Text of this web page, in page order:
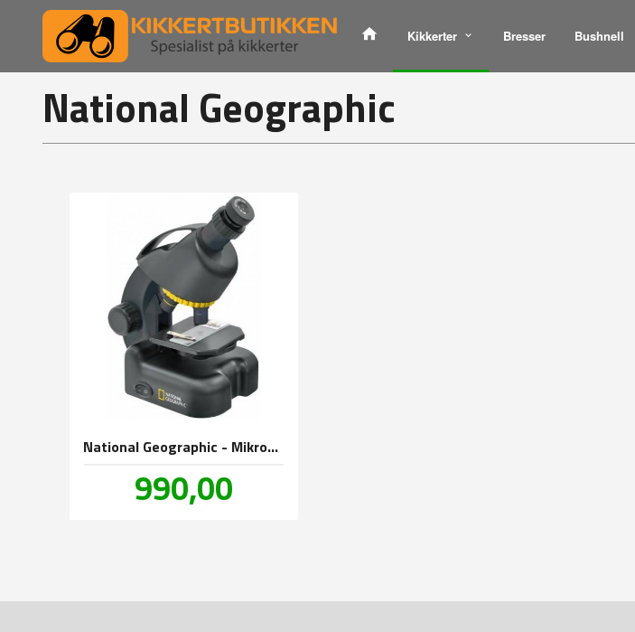
innholdet
Kikkerter Bresser Bushnell
National Geographic
National Geographic - Mikroskop 40-640x m/ Smarttelefon-adapter
Pris
990,00mva.